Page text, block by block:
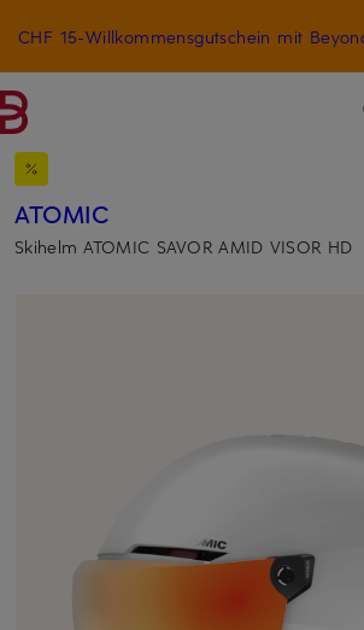
ZUM HAUPTINHALT ÜBERSPRINGEN ZUM
CHF 15-Willkommensgutschein mit
ATOMIC
Skihelm ATOMIC SAVOR AMID VISOR HD